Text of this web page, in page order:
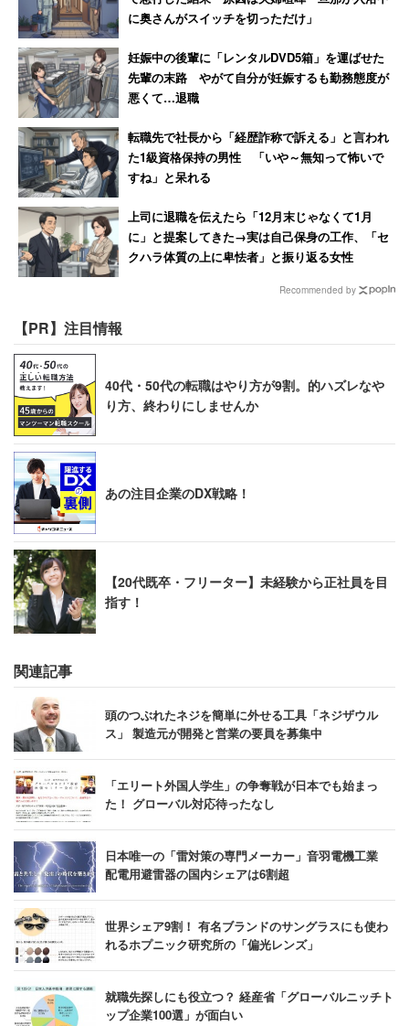
に奥さんがスイッチを切っただけ」
妊娠中の後輩に「レンタルDVD5箱」を運ばせた
先輩の末路 やがて自分が妊娠するも勤務態度が
悪くて…退職
転職先で社長から「経歴詐称で訴える」と言われ
た1級資格保持の男性 「いや～無知って怖いで
すね」と呆れる
上司に退職を伝えたら「12月末じゃなくて1月
に」と提案してきた→実は自己保身の工作、「セ
クハラ体質の上に卑怯者」と振り返る女性
Recommended by
【PR】注目情報
40代・50代の転職はやり方が9割。的ハズレなや
り方、終わりにしませんか
あの注目企業のDX戦略！
【20代既卒・フリーター】未経験から正社員を目
指す！
関連記事
頭のつぶれたネジを簡単に外せる工具「ネジザウル
ス」 製造元が開発と営業の要員を募集中
「エリート外国人学生」の争奪戦が日本でも始まっ
た！ グローバル対応待ったなし
日本唯一の「雷対策の専門メーカー」音羽電機工業
配電用避雷器の国内シェアは6割超
世界シェア9割！ 有名ブランドのサングラスにも使わ
れるホプニック研究所の「偏光レンズ」
就職先探しにも役立つ？ 経産省「グローバルニッチト
ップ企業100選」が面白い